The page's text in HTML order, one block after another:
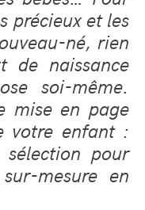
s précieux et les
né, rien
de naissance
soi-même.
mise en page
votre enfant :
sélection pour
mesure en